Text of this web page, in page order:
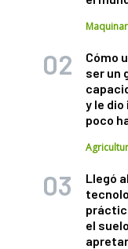
Cómo
ser un
y le
poco
Llegó
el